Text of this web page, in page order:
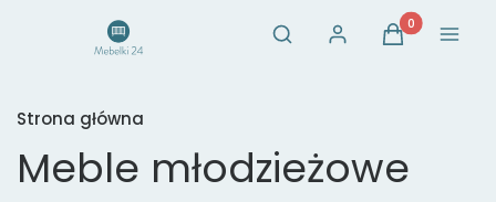
Otwórz wyszukiwarkę
Szukaj Zaloguj sięProdukty w
Koszyk Menu
Strona główna
Meble młodzieżowe